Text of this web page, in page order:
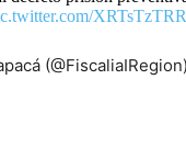
(@FiscaliaIRegion)